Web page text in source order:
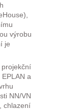
výrobu
je
a
NN/VN
chlazení